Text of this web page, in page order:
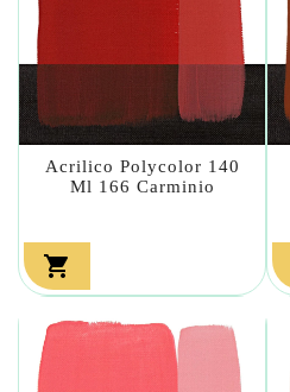
Acrilico Polycolor 140
Ml 166 Carminio
